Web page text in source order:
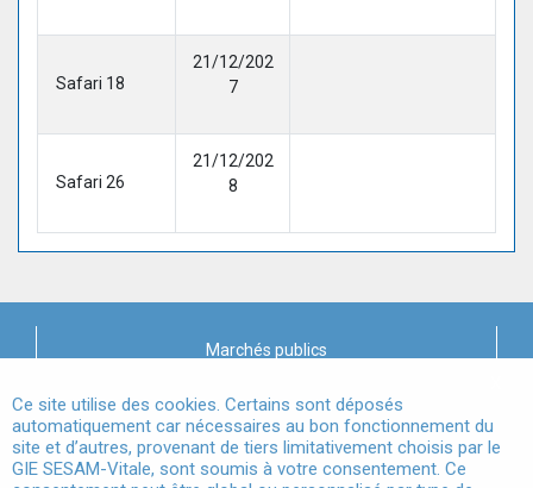
Safari 18
21/12/202
7
Safari 26
21/12/202
8
Marchés publics
Mentions légales
Conditions Générales d'Utilisation
Ce site utilise des cookies. Certains sont déposés
automatiquement car nécessaires au bon fonctionnement du
site et d’autres, provenant de tiers limitativement choisis par le
GIE SESAM-Vitale, sont soumis à votre consentement. Ce